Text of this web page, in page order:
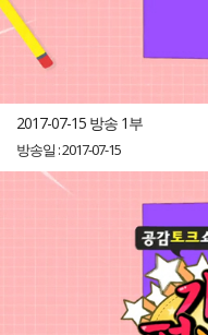
2017-07-15 방송 1부
방송일 : 2017-07-15